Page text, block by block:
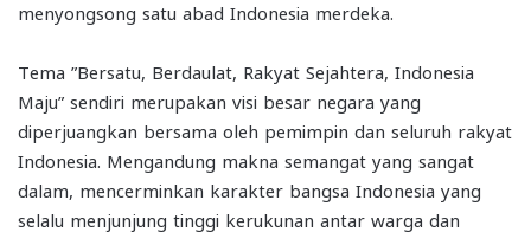
menyongsong satu abad Indonesia merdeka.
Tema ”Bersatu, Berdaulat, Rakyat Sejahtera, Indonesia
Maju” sendiri merupakan visi besar negara yang
diperjuangkan bersama oleh pemimpin dan seluruh rakyat
Indonesia. Mengandung makna semangat yang sangat
dalam, mencerminkan karakter bangsa Indonesia yang
selalu menjunjung tinggi kerukunan antar warga dan